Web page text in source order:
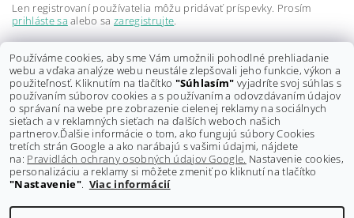
Len registrovaní používatelia môžu pridávať príspevky. Prosím
prihláste sa alebo sazaregistrujte.
Len registrovaní používatelia môžu pridávať hodnotenie. Prosím
prihláste saalebo sazaregistrujte
Shoptet.sk
Používáme cookies, aby sme Vám umožnili pohodlné prehliadanie
webu a vďaka analýze webu neustále zlepšovali jeho funkcie, výkon a
použiteľnosť. Kliknutím na tlačítko "Súhlasím" vyjadríte svoj súhlas s
používaním súborov cookies a s používaním a odovzdávaním údajov
o správaní na webe pre zobrazenie cielenej reklamy na sociálnych
sieťach a v reklamných sieťach na ďalších weboch našich
partnerov.Ďalšie informácie o tom, ako fungujú súbory Cookies
tretích strán Google a ako narábajú s vašimi údajmi, nájdete
na: Pravidlách ochrany osobných údajov Google. Nastavenie cookies,
personalizáciu a reklamy si môžete zmeniť po kliknutí na tlačítko
"Nastavenie". Viac informácií